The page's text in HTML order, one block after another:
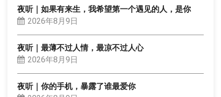
夜听｜如果有来生，我希望第一个遇见的人，是你
2026年8月9日
夜听｜最薄不过人情，最凉不过人心
2026年8月9日
夜听｜你的手机，暴露了谁最爱你